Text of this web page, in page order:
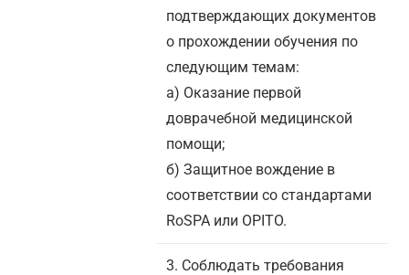
подтверждающих документов
о прохождении обучения по
следующим темам:
а) Оказание первой
доврачебной медицинской
помощи;
б) Защитное вождение в
соответствии со стандартами
RoSPA или OPITO.
3. Соблюдать требования